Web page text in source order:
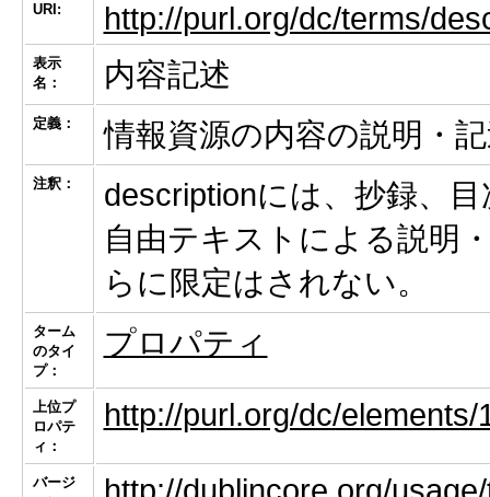
URI: http://purl.org/dc/terms/
表示
名：
内容記述
定義： 情報資源の内容の説明・
注釈：
descriptionには、抄録、
自由テキストによる説明
らに限定はされない。
ターム
のタイ
プ：
プロパティ
上位プ
ロパテ
ィ：
http://purl.org/dc/elements/
バージ